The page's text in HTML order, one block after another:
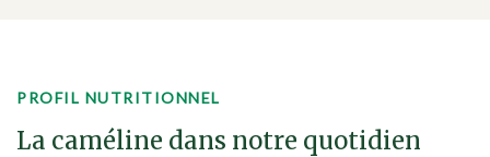
PROFIL NUTRITIONNEL
La caméline dans notre quotidien